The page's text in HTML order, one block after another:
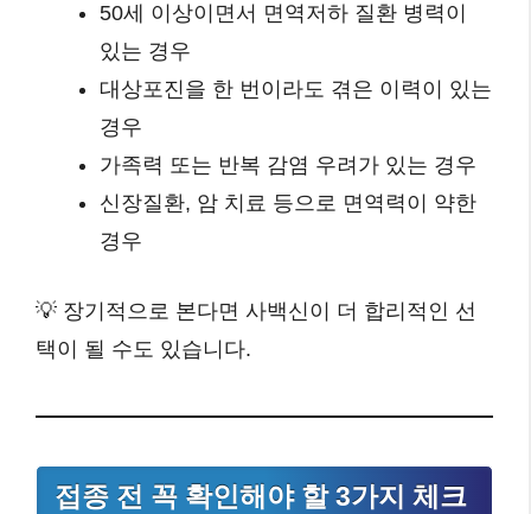
50세 이상이면서 면역저하 질환 병력이
있는 경우
대상포진을 한 번이라도 겪은 이력이 있는
경우
가족력 또는 반복 감염 우려가 있는 경우
신장질환, 암 치료 등으로 면역력이 약한
경우
💡 장기적으로 본다면 사백신이 더 합리적인 선
택이 될 수도 있습니다.
접종 전 꼭 확인해야 할 3가지 체크